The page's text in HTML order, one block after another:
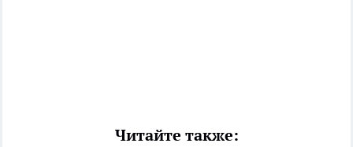
Читайте также: